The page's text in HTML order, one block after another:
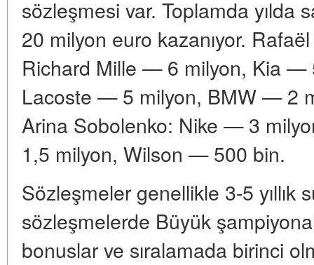
sözleşmesi var. Toplamda yılda
20 milyon euro kazanıyor.
Richard Mille — 6 milyon, Kia —
Lacoste — 5 milyon, BMW — 2
Arina Sobolenko: Nike — 3
1,5 milyon, Wilson — 500 bin.
Sözleşmeler genellikle 3-5 yıllık
sözleşmelerde Büyük
bonuslar ve sıralamada birinci